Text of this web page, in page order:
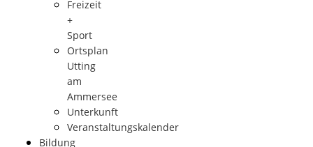
Freizeit
+
Sport
Ortsplan
Utting
am
Ammersee
Unterkunft
Veranstaltungskalender
Bildung